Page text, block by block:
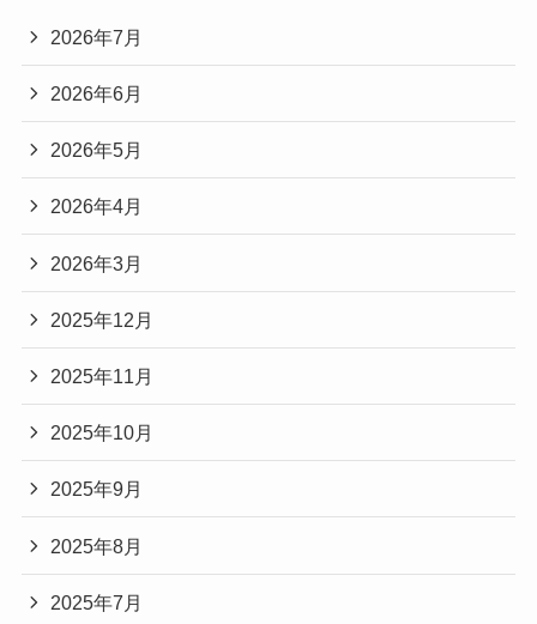
2026年7月
2026年6月
2026年5月
2026年4月
2026年3月
2025年12月
2025年11月
2025年10月
2025年9月
2025年8月
2025年7月